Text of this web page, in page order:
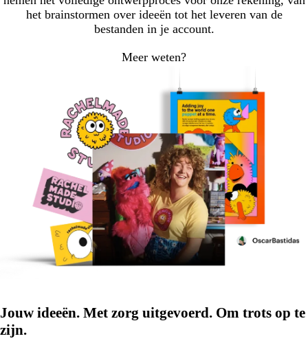
het brainstormen over ideeën tot het leveren van de
bestanden in je account.
Meer weten?
Jouw ideeën. Met zorg uitgevoerd. Om trots op te
zijn.